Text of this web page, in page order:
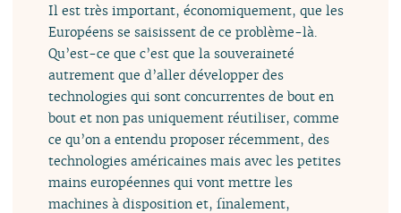
Il est très important, économiquement, que les
Européens se saisissent de ce problème-là.
Qu’est-ce que c’est que la souveraineté
autrement que d’aller développer des
technologies qui sont concurrentes de bout en
bout et non pas uniquement réutiliser, comme
ce qu’on a entendu proposer récemment, des
technologies américaines mais avec les petites
mains européennes qui vont mettre les
machines à disposition et, finalement,